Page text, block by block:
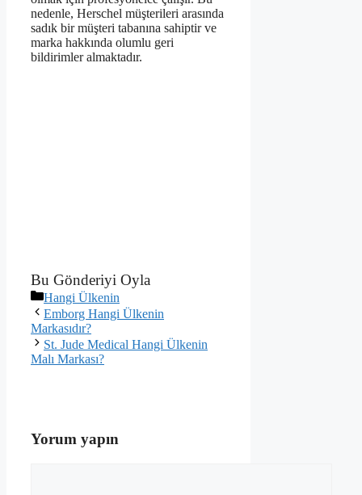
nedenle, Herschel müşterileri arasında
sadık bir müşteri tabanına sahiptir ve
marka hakkında olumlu geri
bildirimler almaktadır.
Bu Gönderiyi Oyla
Kategoriler
Hangi Ülkenin
Emborg Hangi Ülkenin
Markasıdır?
St. Jude Medical Hangi Ülkenin
Malı Markası?
Yorum yapın